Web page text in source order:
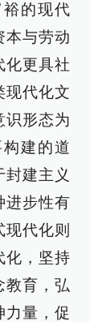
的现代
本与劳动
化更具社
现代化文
识形态为
建的道
建主义
进步性有
代化则
化，坚持
教育，弘
力量，促